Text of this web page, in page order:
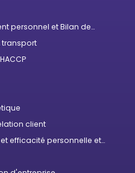
personnel et Bilan de
transport
client
efficacité personnelle et